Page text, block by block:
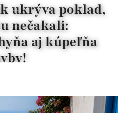
ukrýva poklad,
nečakali:
aj kúpeľňa